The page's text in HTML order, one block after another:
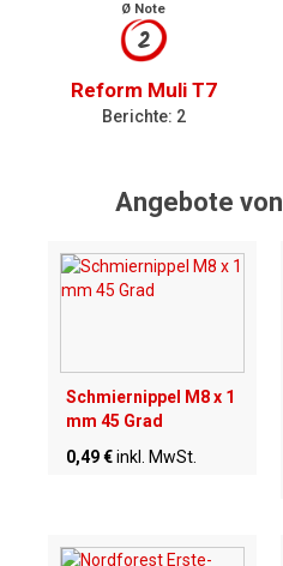
Ø Note
2
Reform Muli T7
Berichte: 2
Angebote von
Schmiernippel M8 x 1
mm 45 Grad
0,49 €inkl. MwSt.